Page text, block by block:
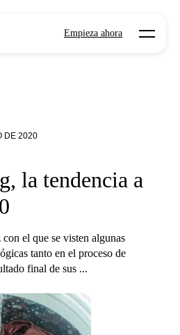
Empieza ahora Open
DE 2020
la tendencia a
el que se visten algunas
tanto en el proceso de
final de sus ...